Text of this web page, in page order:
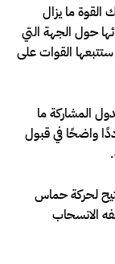
القوة ما يزال
حول الجهة التي
القوات على
المشاركة ما
واضحًا في قبول
لحركة حماس
الانسحاب